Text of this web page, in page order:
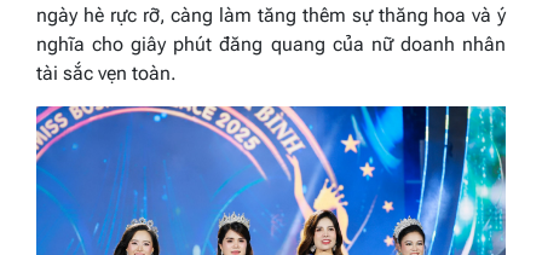
ngày hè rực rỡ, càng làm tăng thêm sự thăng hoa và ý
nghĩa cho giây phút đăng quang của nữ doanh nhân
tài sắc vẹn toàn.